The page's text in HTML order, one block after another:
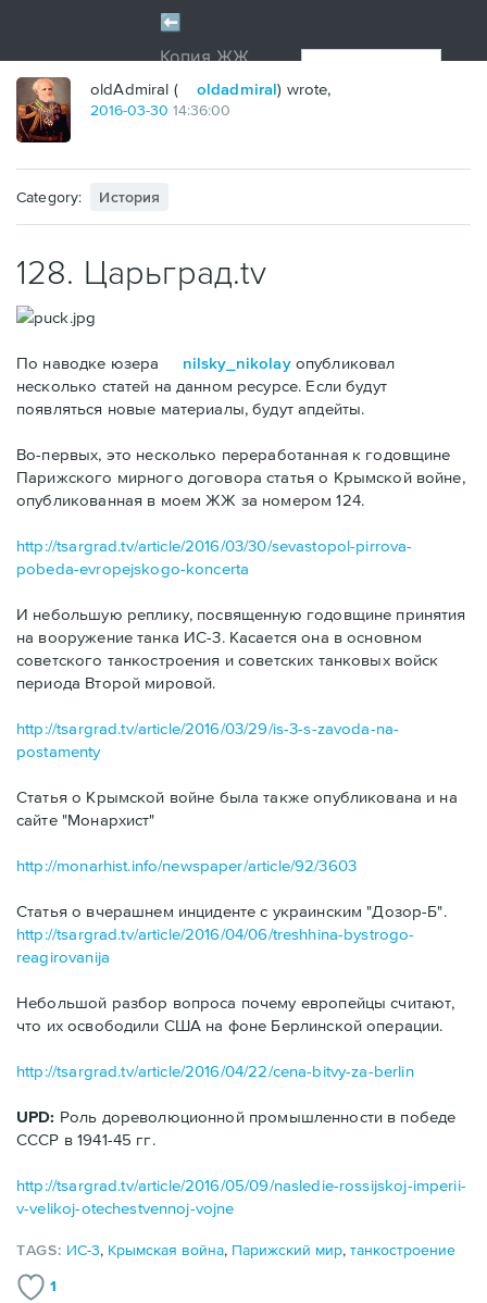
oldAdmiral ( oldadmiral) wrote,
2016-03-30 14:36:00
Category: История
128. Царьград.tv
По наводке юзера nilsky_nikolayопубликовал
несколько статей на данном ресурсе. Если будут
появляться новые материалы, будут апдейты.
Во-первых, это несколько переработанная к годовщине
Парижского мирного договора статья о Крымской войне,
опубликованная в моем ЖЖ за номером 124.
http://tsargrad.tv/article/2016/03/30/sevastopol-pirrova-
pobeda-evropejskogo-koncerta
И небольшую реплику, посвященную годовщине принятия
на вооружение танка ИС-3. Касается она в основном
советского танкостроения и советских танковых войск
периода Второй мировой.
http://tsargrad.tv/article/2016/03/29/is-3-s-zavoda-na-
postamenty
Статья о Крымской войне была также опубликована и на
сайте "Монархист"
http://monarhist.info/newspaper/article/92/3603
Статья о вчерашнем инциденте с украинским "Дозор-Б".
http://tsargrad.tv/article/2016/04/06/treshhina-bystrogo-
reagirovanija
Небольшой разбор вопроса почему европейцы считают,
что их освободили США на фоне Берлинской операции.
http://tsargrad.tv/article/2016/04/22/cena-bitvy-za-berlin
UPD: Роль дореволюционной промышленности в победе
СССР в 1941-45 гг.
http://tsargrad.tv/article/2016/05/09/nasledie-rossijskoj-imperii-
v-velikoj-otechestvennoj-vojne
TAGS: ИС-3, Крымская война, Парижский мир,танкостроение
1